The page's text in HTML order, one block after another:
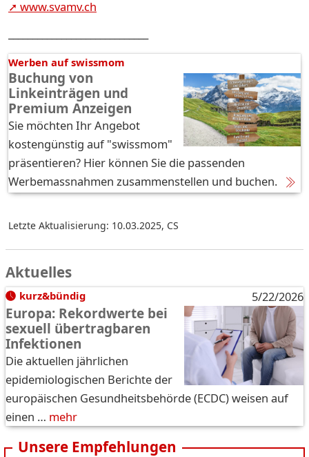
➚ www.svamv.ch
Werben auf swissmom
Buchung von
Linkeinträgen und
Premium Anzeigen
Sie möchten Ihr Angebot
kostengünstig auf "swissmom"
präsentieren? Hier können Sie die passenden
Werbemassnahmen zusammenstellen und buchen.
Letzte Aktualisierung: 10.03.2025, CS
Aktuelles
kurz&bündig 5/22/2026
Europa: Rekordwerte bei
sexuell übertragbaren
Infektionen
Die aktuellen jährlichen
epidemiologischen Berichte der
europäischen Gesundheitsbehörde (ECDC) weisen auf
einen … mehr
Unsere Empfehlungen